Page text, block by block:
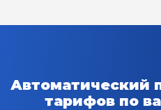
Автоматический
тарифов по